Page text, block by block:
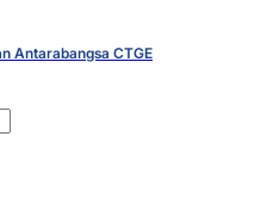
Antarabangsa CTGE